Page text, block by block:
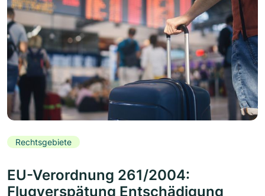
Rechtsgebiete
EU-Verordnung 261/2004:
Flugverspätung Entschädigung